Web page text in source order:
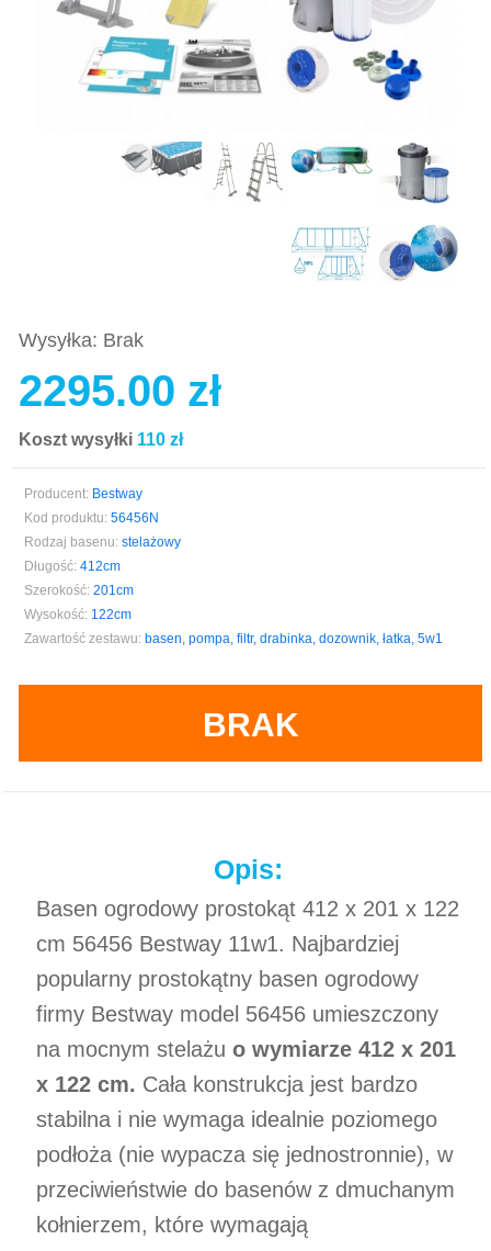
Wysyłka: Brak
BRAK
2295.00 zł
Koszt wysyłki 110 zł
Producent: Bestway
Kod produktu: 56456N
Rodzaj basenu: stelażowy
Długość: 412cm
Szerokość: 201cm
Wysokość: 122cm
Zawartość zestawu: basen, pompa, filtr, drabinka, dozownik, łatka, 5w1
Opis:
Basen ogrodowy prostokąt 412 x 201 x 122
cm 56456 Bestway 11w1. Najbardziej
popularny prostokątny basen ogrodowy
firmy Bestway model 56456 umieszczony
na mocnym stelażu o wymiarze 412 x 201
x 122 cm. Cała konstrukcja jest bardzo
stabilna i nie wymaga idealnie poziomego
podłoża (nie wypacza się jednostronnie), w
przeciwieństwie do basenów z dmuchanym
kołnierzem, które wymagają